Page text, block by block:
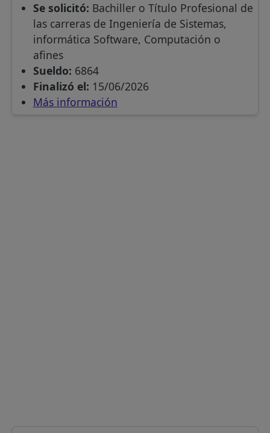
Se solicitó: Bachiller o Título Profesional de
las carreras de Ingeniería de Sistemas,
informática Software, Computación o
afines
Sueldo: 6864
Finalizó el: 15/06/2026
Más información